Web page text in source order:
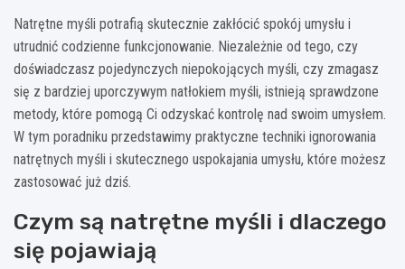
Natrętne myśli potrafią skutecznie zakłócić spokój umysłu i
utrudnić codzienne funkcjonowanie. Niezależnie od tego, czy
doświadczasz pojedynczych niepokojących myśli, czy zmagasz
się z bardziej uporczywym natłokiem myśli, istnieją sprawdzone
metody, które pomogą Ci odzyskać kontrolę nad swoim umysłem.
W tym poradniku przedstawimy praktyczne techniki ignorowania
natrętnych myśli i skutecznego uspokajania umysłu, które możesz
zastosować już dziś.
Czym są natrętne myśli i dlaczego
się pojawiają